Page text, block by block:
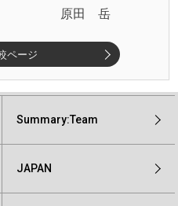
原田 岳
ページ
Summary:Team
JAPAN